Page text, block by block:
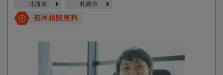
北海道 札幌市
初回相談無料